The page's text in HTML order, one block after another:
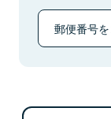
郵便番号